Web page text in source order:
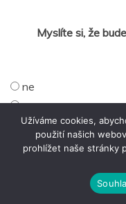
Myslíte si, že
ne
ano
nemám na to názor
Užíváme cookies,
použití našich
prohlížet naše stránky